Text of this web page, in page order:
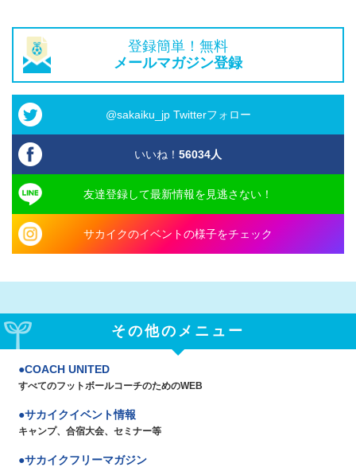
登録簡単！無料
メールマガジン登録
@sakaiku_jp Twitterフォロー
いいね！ 56034人
友達登録して最新情報を見逃さない！
サカイクのイベントの様子をチェック
その他のメニュー
COACH UNITED
すべてのフットボールコーチのためのWEB
サカイクイベント情報
キャンプ、合宿大会、セミナー等
サカイクフリーマガジン